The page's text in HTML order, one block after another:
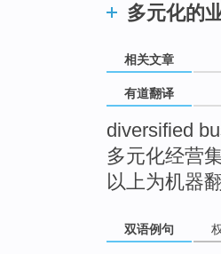
多元化的
相关文章
有道翻译
diversified
多元化经营
以上为机器
双语例句